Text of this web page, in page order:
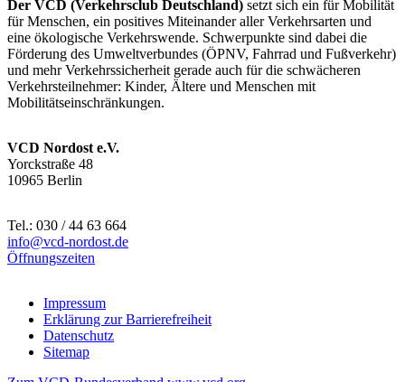
Der VCD (Verkehrsclub Deutschland) setzt sich ein für Mobilität
für Menschen, ein positives Miteinander aller Verkehrsarten und
eine ökologische Verkehrswende. Schwerpunkte sind dabei die
Förderung des Umweltverbundes (ÖPNV, Fahrrad und Fußverkehr)
und mehr Verkehrssicherheit gerade auch für die schwächeren
Verkehrsteilnehmer: Kinder, Ältere und Menschen mit
Mobilitätseinschränkungen.
VCD Nordost e.V.
Yorckstraße 48
10965 Berlin
Tel.: 030 / 44 63 664
info@vcd-nordost.de
Öffnungszeiten
Impressum
Erklärung zur Barrierefreiheit
Datenschutz
Sitemap